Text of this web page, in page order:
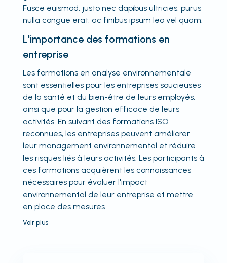
Fusce euismod, justo nec dapibus ultricies, purus
nulla congue erat, ac finibus ipsum leo vel quam.
L'importance des formations en
entreprise
Les formations en analyse environnementale
sont essentielles pour les entreprises soucieuses
de la santé et du bien-être de leurs employés,
ainsi que pour la gestion efficace de leurs
activités. En suivant des formations ISO
reconnues, les entreprises peuvent améliorer
leur management environnemental et réduire
les risques liés à leurs activités. Les participants à
ces formations acquièrent les connaissances
nécessaires pour évaluer l'impact
environnemental de leur entreprise et mettre
en place des mesures
Voir plus